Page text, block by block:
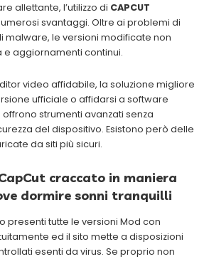
allettante, l’utilizzo di CAPCUT
svantaggi. Oltre ai problemi di
malware, le versioni modificate non
aggiornamenti continui.
video affidabile, la soluzione migliore
ufficiale o affidarsi a software
strumenti avanzati senza
del dispositivo. Esistono però delle
da siti più sicuri.
craccato in maniera
dormire sonni tranquilli
presenti tutte le versioni Mod con
ed il sito mette a disposizioni
esenti da virus. Se proprio non